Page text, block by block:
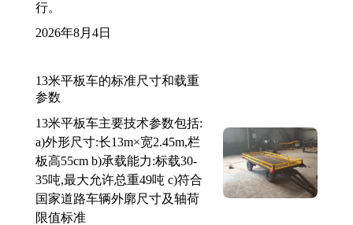
行。
2026年8月4日
13米平板车的标准尺寸和载重
参数
13米平板车主要技术参数包括:
a)外形尺寸:长13m×宽2.45m,栏
板高55cm b)承载能力:标载30-
35吨,最大允许总重49吨 c)符合
国家道路车辆外廓尺寸及轴荷
限值标准